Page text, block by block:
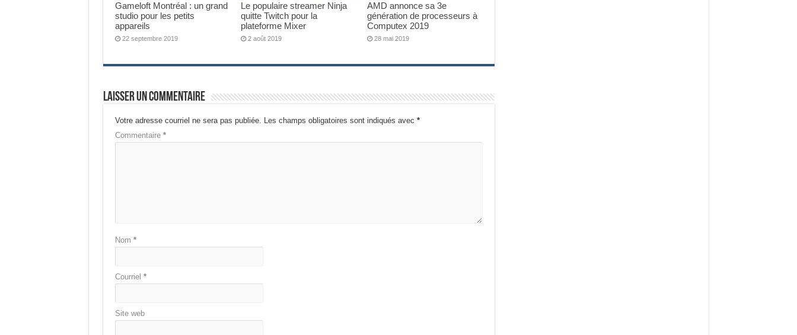
Gameloft Montréal : un grand
studio pour les petits
appareils
22 septembre 2019
Le populaire streamer Ninja
quitte Twitch pour la
plateforme Mixer
2 août 2019
AMD annonce sa 3e
génération de processeurs à
Computex 2019
28 mai 2019
Laisser un commentaire
Votre adresse courriel ne sera pas publiée. Les champs obligatoires sont indiqués avec *
Commentaire *
Nom *
Courriel *
Site web